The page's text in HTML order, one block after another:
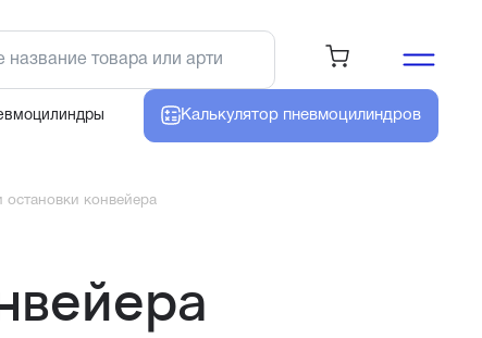
Калькулятор пневмоцилиндров
остановки конвейера